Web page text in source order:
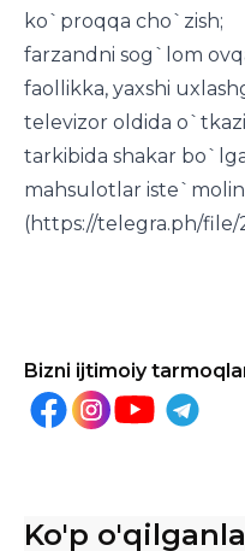
ko`proqqa cho`zish;
farzandni sog`lom
faollikka, yaxshi
televizor oldida
tarkibida shakar
mahsulotlar
(https://telegra.ph/file/
Bizni ijtimoiy
Ko'p